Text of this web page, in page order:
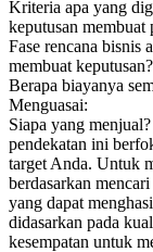
Kriteria apa yang
keputusan membuat
Fase rencana bisnis
membuat
Berapa biayanya
Menguasai:
Siapa yang
pendekatan ini
target Anda. Untuk
berdasarkan
yang dapat
didasarkan pada
kesempatan untuk